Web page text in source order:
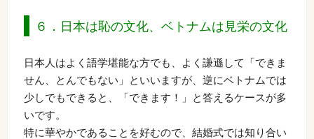
６．日本は恥の文化、ベトナムは見栄の文化
日本人はよく語学堪能な方でも、よく謙遜して「できま
せん、とんでもない」といいますが、逆にベトナムでは
少しでもできると、「できます！」と答えるケースが多
いです。
特に華やかであることを好むので、結婚式では知り合い